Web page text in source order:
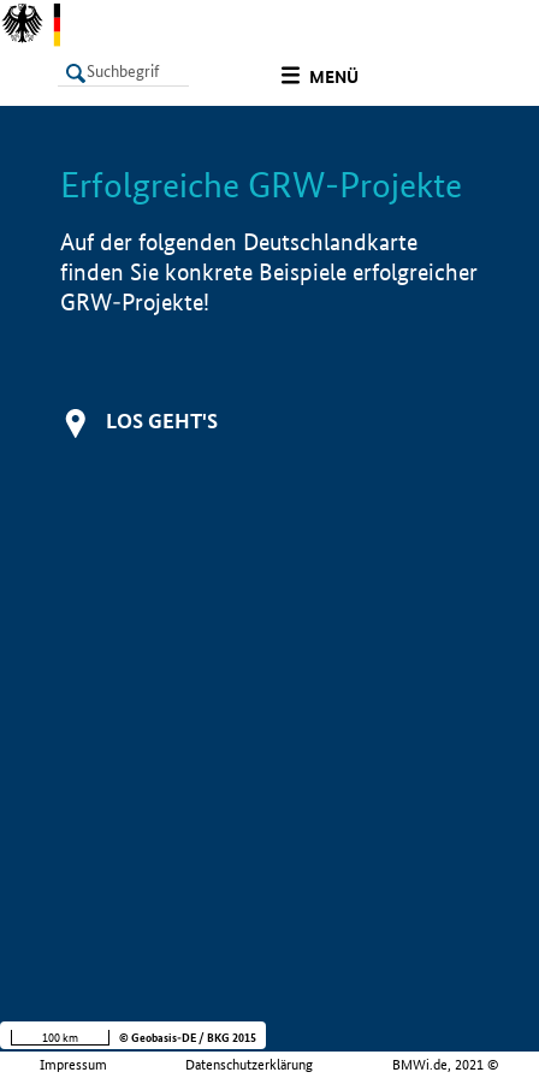
MENÜ
LISTE Info
Erfolgreiche GRW-Projekte
Auf der folgenden Deutschlandkarte
finden Sie konkrete Beispiele erfolgreicher
GRW-Projekte!
LOS GEHT'S
Impressum Datenschutzerklärung BMWi.de, 2021 ©
100 km © Geobasis-DE / BKG 2015